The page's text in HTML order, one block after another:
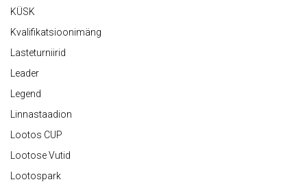
KÜSK
Kvalifikatsioonimäng
Lasteturniirid
Leader
Legend
Linnastaadion
Lootos CUP
Lootose Vutid
Lootospark